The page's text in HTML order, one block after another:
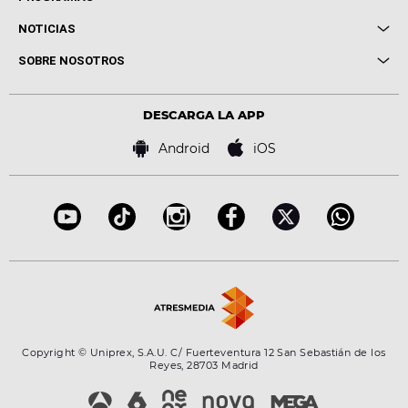
Conciertos
Cuerpos especiales
Locutores Europa FM
NOTICIAS
Cine y Televisión
Virales
SOBRE NOSOTROS
Bases de concursos
DESCARGA LA APP
Android iOS
Copyright © Uniprex, S.A.U. C/ Fuerteventura 12 San Sebastián de los
Reyes, 28703 Madrid